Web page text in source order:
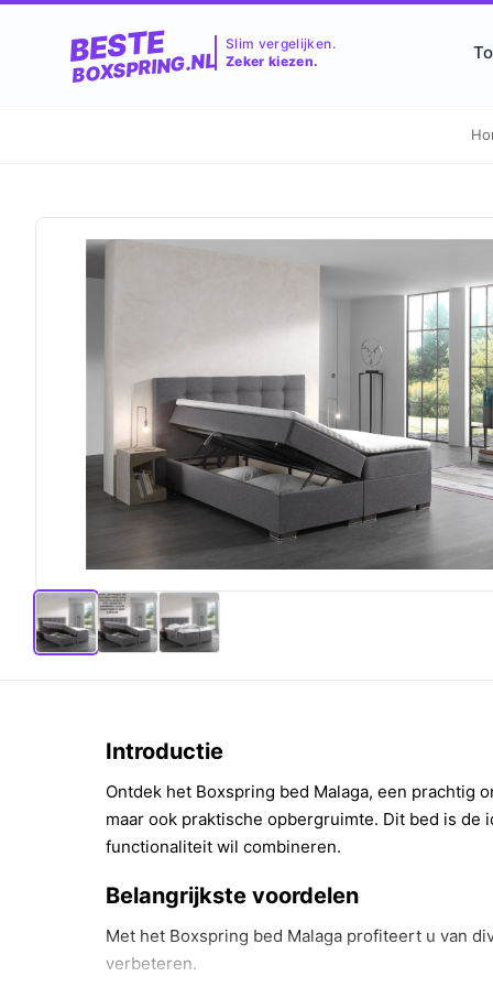
BESTE
BOXSPRING.NL
Slim vergelijken.
Zeker kiezen.
Introductie
Ontdek het Boxspring bed Malaga, een prachtig
maar ook praktische opbergruimte. Dit bed is de
functionaliteit wil combineren.
Belangrijkste voordelen
Met het Boxspring bed Malaga profiteert u van
verbeteren.